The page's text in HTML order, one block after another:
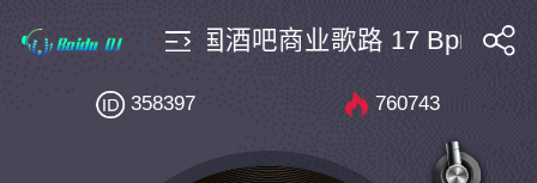
班蹦迪秘籍韩国酒吧商业歌路 17 Bpm140
358397 760743